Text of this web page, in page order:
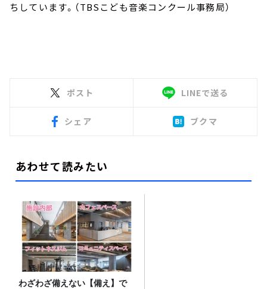
ちしています。（TBSこども音楽コンクール事務局）
ポスト LINEで送る
シェア ブクマ
あわせて読みたい
わざわざ備えない【備え】で